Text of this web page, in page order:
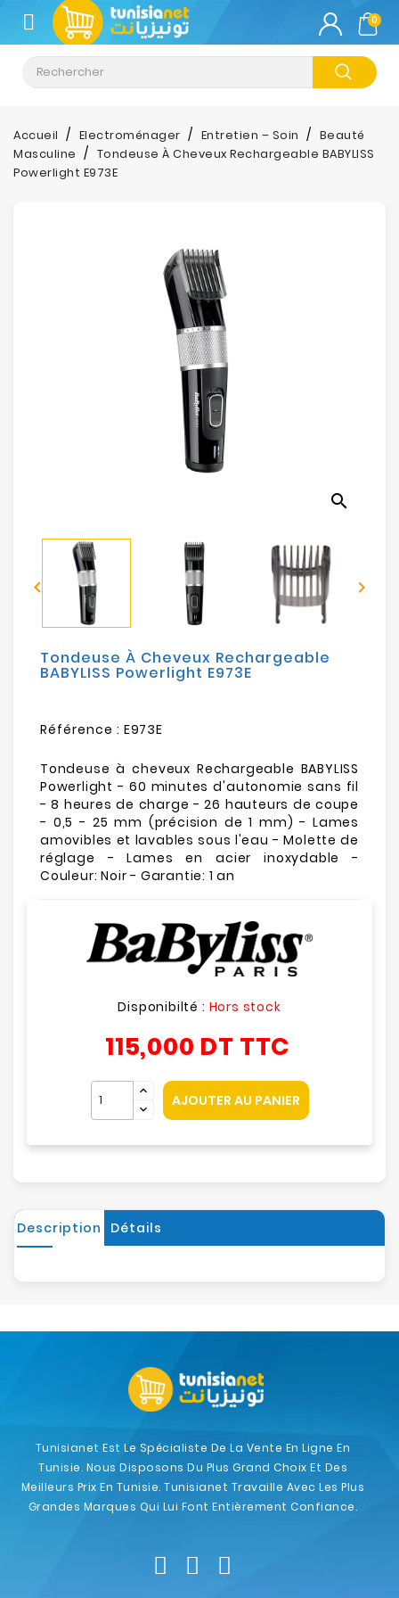
CATÉGORIE
Climatisation
Informatique
Téléphonie
Sécurité
Mobilités
Loisirs
0
Accueil Electroménager Entretien – Soin
Beauté
Masculine
Tondeuse À Cheveux Rechargeable BABYLISS
Powerlight E973E
search
 
Tondeuse À Cheveux Rechargeable
BABYLISS Powerlight E973E
Référence : E973E
Tondeuse à cheveux Rechargeable BABYLISS
Powerlight - 60 minutes d'autonomie sans fil
- 8 heures de charge - 26 hauteurs de coupe
- 0,5 - 25 mm (précision de 1 mm) - Lames
amovibles et lavables sous l'eau - Molette de
réglage - Lames en acier inoxydable -
Couleur: Noir - Garantie: 1 an
Disponibilté : Hors stock
115,000 DT TTC
AJOUTER AU PANIER
Description Détails
Tunisianet Est Le Spécialiste De La Vente En Ligne En
Tunisie. Nous Disposons Du Plus Grand Choix Et Des
Meilleurs Prix En Tunisie. Tunisianet Travaille Avec Les Plus
Grandes Marques Qui Lui Font Entièrement Confiance.